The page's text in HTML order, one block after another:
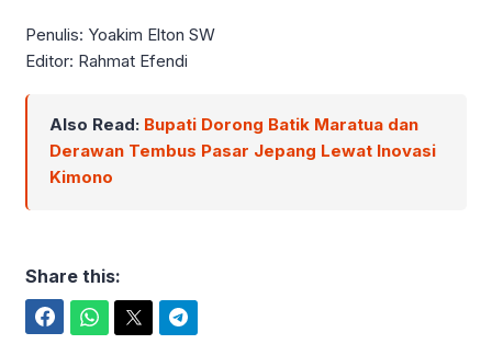
Penulis: Yoakim Elton SW
Editor: Rahmat Efendi
Also Read: Bupati Dorong Batik Maratua dan
Derawan Tembus Pasar Jepang Lewat Inovasi
Kimono
Share this: